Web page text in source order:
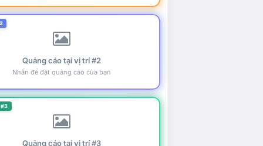
Quảng cáo tại vị trí #2
Nhấn để đặt quảng cáo của bạn
Quảng cáo tại vị trí #3